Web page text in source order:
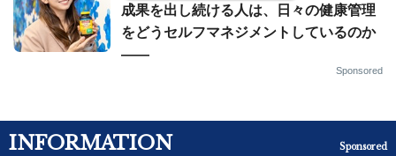
成果を出し続ける人は、日々の健康管理
をどうセルフマネジメントしているのか
——
Sponsored
INFORMATION Sponsored